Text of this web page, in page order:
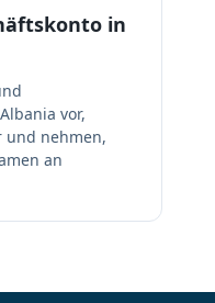
in
vor,
und nehmen,
an